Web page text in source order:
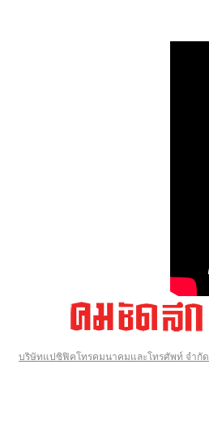
บริษัทแปซิฟิคโทรคมนาคมและโทรศัพท์ จำกัด